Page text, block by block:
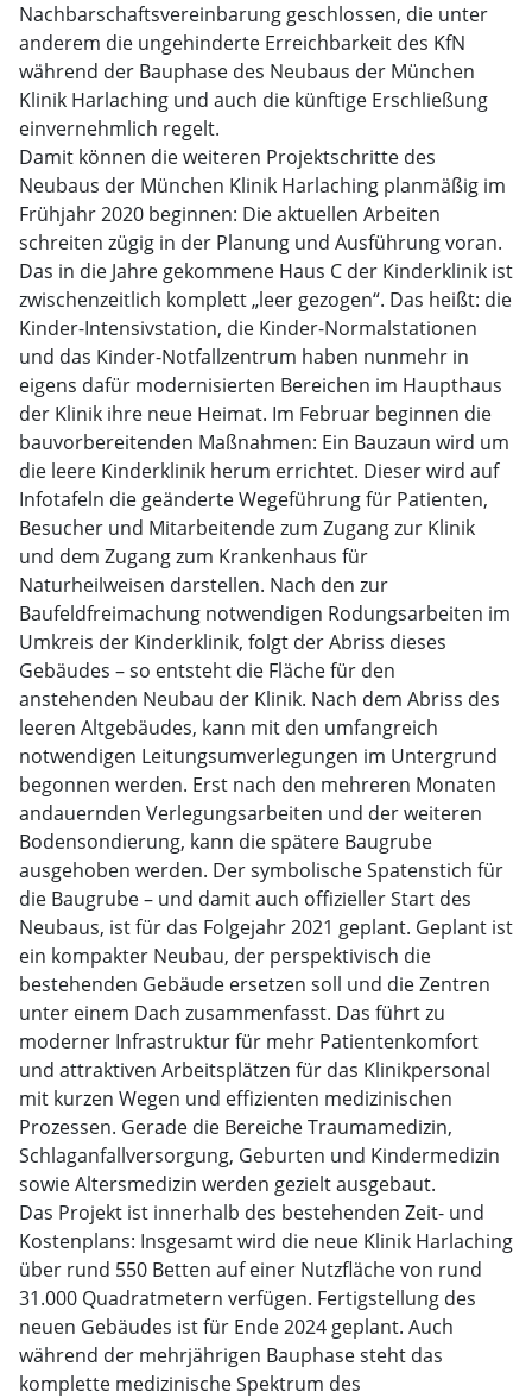
Nachbarschaftsvereinbarung geschlossen, die unter
anderem die ungehinderte Erreichbarkeit des KfN
während der Bauphase des Neubaus der München
Klinik Harlaching und auch die künftige Erschließung
einvernehmlich regelt.
Damit können die weiteren Projektschritte des
Neubaus der München Klinik Harlaching planmäßig im
Frühjahr 2020 beginnen: Die aktuellen Arbeiten
schreiten zügig in der Planung und Ausführung voran.
Das in die Jahre gekommene Haus C der Kinderklinik ist
zwischenzeitlich komplett „leer gezogen“. Das heißt: die
Kinder-Intensivstation, die Kinder-Normalstationen
und das Kinder-Notfallzentrum haben nunmehr in
eigens dafür modernisierten Bereichen im Haupthaus
der Klinik ihre neue Heimat. Im Februar beginnen die
bauvorbereitenden Maßnahmen: Ein Bauzaun wird um
die leere Kinderklinik herum errichtet. Dieser wird auf
Infotafeln die geänderte Wegeführung für Patienten,
Besucher und Mitarbeitende zum Zugang zur Klinik
und dem Zugang zum Krankenhaus für
Naturheilweisen darstellen. Nach den zur
Baufeldfreimachung notwendigen Rodungsarbeiten im
Umkreis der Kinderklinik, folgt der Abriss dieses
Gebäudes – so entsteht die Fläche für den
anstehenden Neubau der Klinik. Nach dem Abriss des
leeren Altgebäudes, kann mit den umfangreich
notwendigen Leitungsumverlegungen im Untergrund
begonnen werden. Erst nach den mehreren Monaten
andauernden Verlegungsarbeiten und der weiteren
Bodensondierung, kann die spätere Baugrube
ausgehoben werden. Der symbolische Spatenstich für
die Baugrube – und damit auch offizieller Start des
Neubaus, ist für das Folgejahr 2021 geplant. Geplant ist
ein kompakter Neubau, der perspektivisch die
bestehenden Gebäude ersetzen soll und die Zentren
unter einem Dach zusammenfasst. Das führt zu
moderner Infrastruktur für mehr Patientenkomfort
und attraktiven Arbeitsplätzen für das Klinikpersonal
mit kurzen Wegen und effizienten medizinischen
Prozessen. Gerade die Bereiche Traumamedizin,
Schlaganfallversorgung, Geburten und Kindermedizin
sowie Altersmedizin werden gezielt ausgebaut.
Das Projekt ist innerhalb des bestehenden Zeit- und
Kostenplans: Insgesamt wird die neue Klinik Harlaching
über rund 550 Betten auf einer Nutzfläche von rund
31.000 Quadratmetern verfügen. Fertigstellung des
neuen Gebäudes ist für Ende 2024 geplant. Auch
während der mehrjährigen Bauphase steht das
komplette medizinische Spektrum des